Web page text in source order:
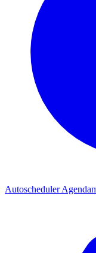
Autoscheduler